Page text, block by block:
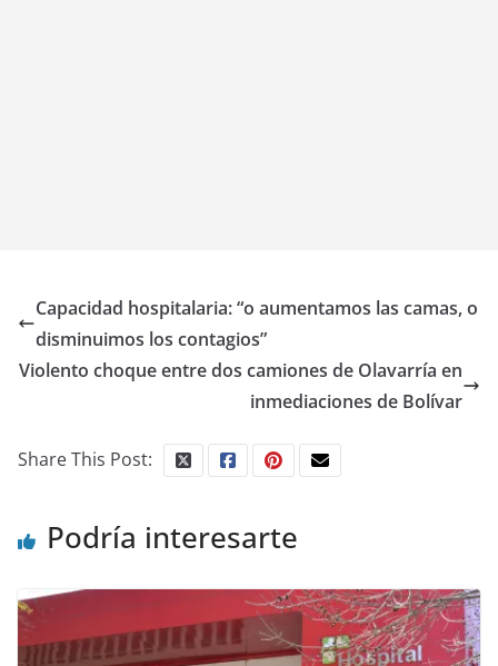
Capacidad hospitalaria: “o aumentamos las camas, o
disminuimos los contagios”
Violento choque entre dos camiones de Olavarría en
inmediaciones de Bolívar
Share This Post:
Podría interesarte